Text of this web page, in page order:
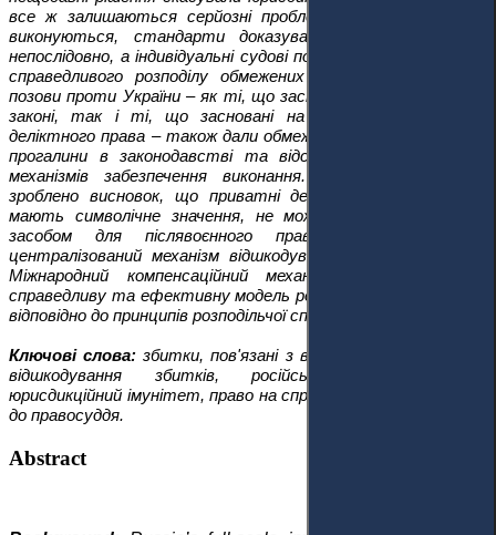
все ж залишаються серйозні проблеми: рішення судів не
виконуються, стандарти доказування застосовуються
непослідовно, а індивідуальні судові позови не забезпечують
справедливого розподілу обмежених ресурсів. Крім того,
позови проти України – як ті, що засновані на спеціальному
законі, так і ті, що засновані на загальних принципах
деліктного права – також дали обмежені результати через
прогалини в законодавстві та відсутність ефективних
механізмів забезпечення виконання. У дослідженні було
зроблено висновок, що приватні деліктні позови, хоча й
мають символічне значення, не можуть служити дієвим
засобом для післявоєнного правосуддя. Натомість,
централізований механізм відшкодування, такий як новий
Міжнародний компенсаційний механізм, пропонує більш
справедливу та ефективну модель розподілу відшкодування
відповідно до принципів розподільчої справедливості.
Ключові слова: збитки, пов'язані з війною, деліктне право,
відшкодування збитків, російсько-українська війна,
юрисдикційний імунітет, право на справедливий суд, доступ
до правосуддя.
Abstract